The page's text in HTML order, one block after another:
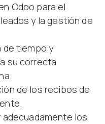
Odoo para el
y la gestión de
de tiempo y
su correcta
de los recibos de
los